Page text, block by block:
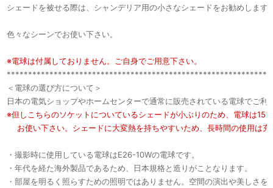
シェードを被せる際は、シャンデリア用の小さなシェードをお勧めします
色々なシーンでお使い下さい。
※電球は付属しておりません。ご自身でご用意下さい。
＜電球の選び方について＞
日本の電気ショップやホームセンターで通常に販売されている電球でご利
※但しこちらのソケットについているシェードが小ぶりのため、電球は15
お使い下さい。シェードに大変熱を持ちやすいため、長時間の使用は充
・撮影時に使用している電球はE26-10Wの電球です。
・年代を経た海外製品であるため、日本規格と造りがことなります。
・部屋を明るく照らすための照明ではありません。空間の演出や美しさを